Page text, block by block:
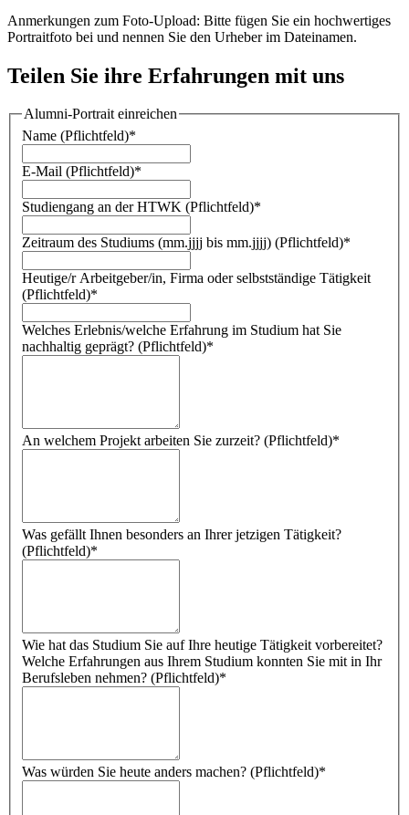
Anmerkungen zum Foto-Upload: Bitte fügen Sie ein hochwertiges
Portraitfoto bei und nennen Sie den Urheber im Dateinamen.
Teilen Sie ihre Erfahrungen mit uns
Alumni-Portrait einreichen
Name (Pflichtfeld)*
E-Mail (Pflichtfeld)*
Studiengang an der HTWK (Pflichtfeld)*
Zeitraum des Studiums (mm.jjjj bis mm.jjjj) (Pflichtfeld)*
Heutige/r Arbeitgeber/in, Firma oder selbstständige Tätigkeit
(Pflichtfeld)*
Welches Erlebnis/welche Erfahrung im Studium hat Sie
nachhaltig geprägt? (Pflichtfeld)*
An welchem Projekt arbeiten Sie zurzeit? (Pflichtfeld)*
Was gefällt Ihnen besonders an Ihrer jetzigen Tätigkeit?
(Pflichtfeld)*
Wie hat das Studium Sie auf Ihre heutige Tätigkeit vorbereitet?
Welche Erfahrungen aus Ihrem Studium konnten Sie mit in Ihr
Berufsleben nehmen? (Pflichtfeld)*
Was würden Sie heute anders machen? (Pflichtfeld)*